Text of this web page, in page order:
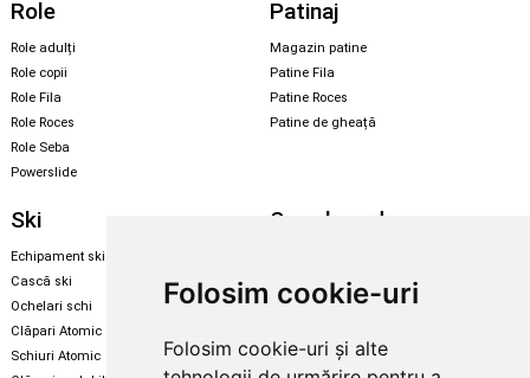
Folosim cookie-uri
Folosim cookie-uri și alte
Role
Role adulți
Role copii
Role Fila
Role Roces
Role Seba
Powerslide
Patinaj
Magazin patine
Patine Fila
Patine Roces
Patine de gheață
Ski
Echipament ski
Cască ski
Ochelari schi
Clăpari Atomic
Schiuri Atomic
Snowboard
Echipament snowboard
Legături Rome SDS
Skate & longboard